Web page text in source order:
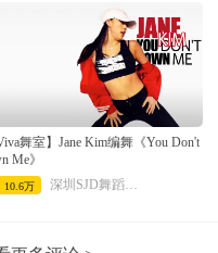
舞室】Jane Kim编舞《You Don't
Me》
10.6万